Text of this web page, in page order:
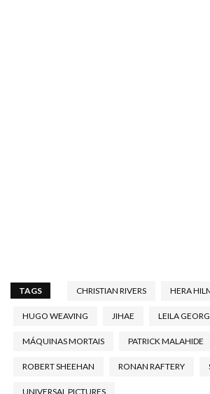
TAGS CHRISTIAN RIVERS HERA
HUGO WEAVING JIHAE LEILA
MÁQUINAS MORTAIS PATRICK MALAHIDE
ROBERT SHEEHAN RONAN RAFTERY
UNIVERSAL PICTURES